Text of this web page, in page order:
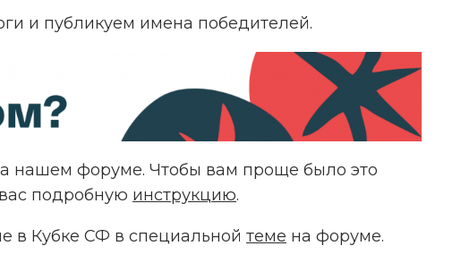
и публикуем имена победителей.
нашем форуме. Чтобы вам проще было это
подробную инструкцию.
в Кубке СФ в специальной теме на форуме.